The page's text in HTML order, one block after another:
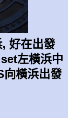
好在出發
左橫浜中
向橫浜出發